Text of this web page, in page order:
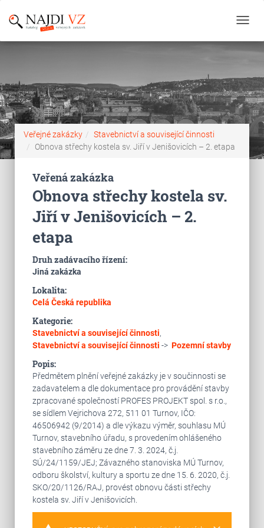
Veřejné zakázky
Stavebnictví a související činnosti
Obnova střechy kostela sv. Jiří v Jenišovicích – 2. etapa
Veřená zakázka
Obnova střechy kostela sv.
Jiří v Jenišovicích – 2.
etapa
Druh zadávacího řízení:
Jiná zakázka
Lokalita:
Celá Česká republika
Kategorie:
Stavebnictví a související činnosti,
Stavebnictví a související činnosti -> Pozemní stavby
Popis:
Předmětem plnění veřejné zakázky je v součinnosti se
zadavatelem a dle dokumentace pro provádění stavby
zpracované společností PROFES PROJEKT spol. s r.o.,
se sídlem Vejrichova 272, 511 01 Turnov, IČO:
46506942 (9/2014) a dle výkazu výměr, souhlasu MÚ
Turnov, stavebního úřadu, s provedením ohlášeného
stavebního záměru ze dne 7. 3. 2024, č.j.
SÚ/24/1159/JEJ; Závazného stanoviska MÚ Turnov,
odboru školství, kultury a sportu ze dne 15. 6. 2020, č.j.
SKO/20/1126/RAJ, provést obnovu části střechy
kostela sv. Jiří v Jenišovicích.